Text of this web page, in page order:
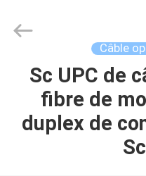
MAISON
PRODUITS
WanyYi Telecom Tech Co.,Limited.
Câble
Sc UPC de
fibre de
duplex de